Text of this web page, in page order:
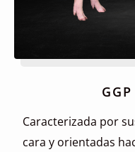
Caracterizada por
cara y orientadas